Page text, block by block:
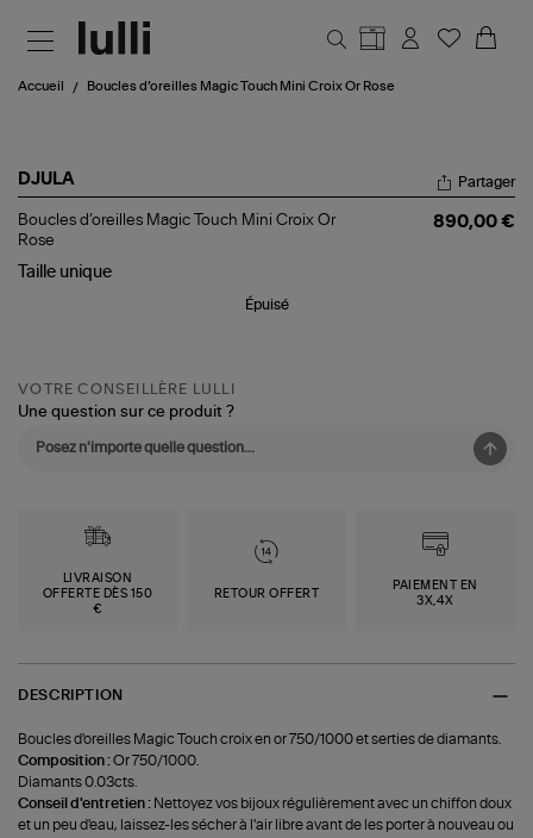
Accueil Boucles d’oreilles Magic Touch Mini Croix Or Rose
DJULA
Boucles
d’oreilles
Touch
Partager
Boucles d’oreilles Magic Touch Mini Croix Or
Rose
890,00 €
Taille unique
Épuisé
VOTRE CONSEILLÈRE LULLI
Une question sur ce produit ?
LIVRAISON
OFFERTE DÈS 150
€
RETOUR OFFERT
PAIEMENT EN
3X,4X
DESCRIPTION
Boucles d'oreilles Magic Touch croix en or 750/1000 et serties de diamants.
Composition :Or 750/1000.
Diamants 0.03cts.
Conseil d'entretien : Nettoyez vos bijoux régulièrement avec un chiffon doux
et un peu d'eau, laissez-les sécher à l'air libre avant de les porter à nouveau ou